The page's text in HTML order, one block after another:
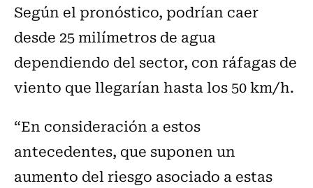
Según el pronóstico, podrían caer
desde 25 milímetros de agua
dependiendo del sector, con ráfagas de
viento que llegarían hasta los 50 km/h.
“En consideración a estos
antecedentes, que suponen un
aumento del riesgo asociado a estas